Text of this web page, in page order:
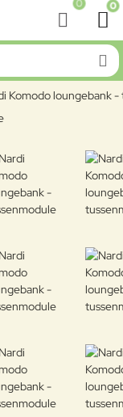
0 0
Komodo loungebank